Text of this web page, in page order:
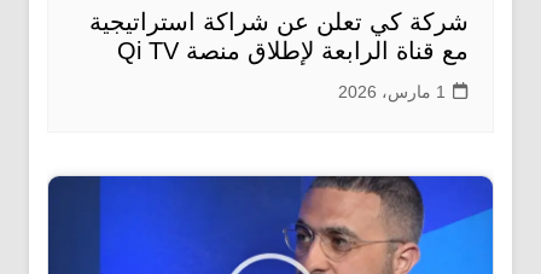
شركة كي تعلن عن شراكة استراتيجية
مع قناة الرابعة لإطلاق منصة Qi TV
1 مارس، 2026